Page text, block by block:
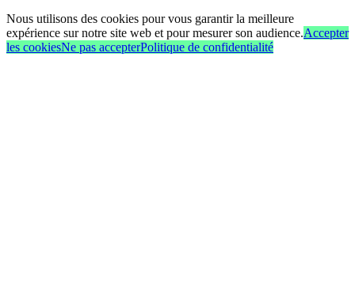
Nous utilisons des cookies pour vous garantir la meilleure
expérience sur notre site web et pour mesurer son audience.Accepter
les cookiesNe pas accepterPolitique de confidentialité